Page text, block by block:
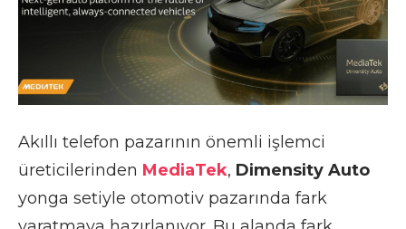
Akıllı telefon pazarının önemli işlemci
üreticilerinden MediaTek, Dimensity Auto
yonga setiyle otomotiv pazarında fark